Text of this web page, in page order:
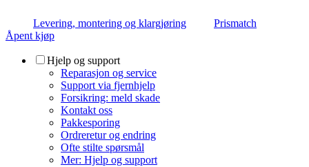
Levering, montering og klargjøring
Prismatch
Åpent kjøp
Hjelp og support
Reparasjon og service
Support via fjernhjelp
Forsikring: meld skade
Kontakt oss
Pakkesporing
Ordreretur og endring
Ofte stilte spørsmål
Mer: Hjelp og support